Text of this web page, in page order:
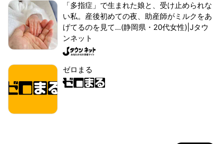
「多指症」で生まれた娘と、受け止められな
い私。産後初めての夜、助産師がミルクをあ
げてるのを見て...(静岡県・20代女性)|Jタウ
ンネット
ゼロまる